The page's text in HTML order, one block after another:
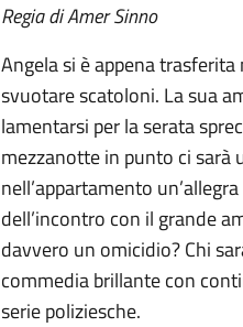
Regia di Amer Sinno
Angela si è appena
svuotare scatoloni. La sua
lamentarsi per la serata
mezzanotte in punto ci sarà
nell’appartamento
dell’incontro con il grande
davvero un omicidio? Chi
commedia brillante con
serie poliziesche.